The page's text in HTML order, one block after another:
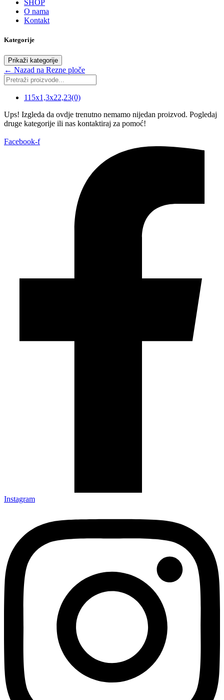
SHOP
O nama
Kontakt
Kategorije
Prikaži kategorije
← Nazad na Rezne ploče
115x1,3x22,23(0)
Ups! Izgleda da ovdje trenutno nemamo nijedan proizvod. Pogledaj
druge kategorije ili nas kontaktiraj za pomoć!
Facebook-f
Instagram